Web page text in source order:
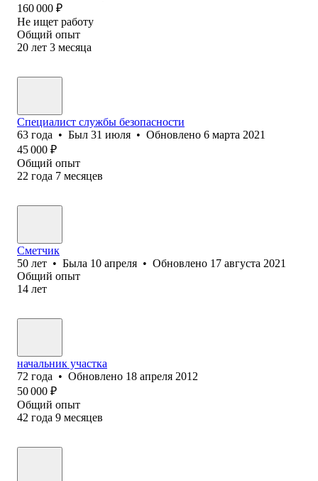
160 000 ₽
Не ищет работу
Общий опыт
20 лет 3 месяца
Специалист службы безопасности
63 года • Был 31 июля • Обновлено 6 марта 2021
45 000 ₽
Общий опыт
22 года 7 месяцев
Сметчик
50 лет • Была 10 апреля • Обновлено 17 августа 2021
Общий опыт
14 лет
начальник участка
72 года • Обновлено 18 апреля 2012
50 000 ₽
Общий опыт
42 года 9 месяцев